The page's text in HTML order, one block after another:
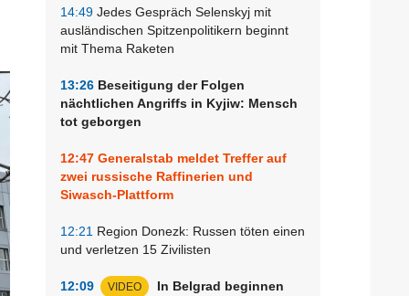
14:49 Jedes Gespräch Selenskyj mit
ausländischen Spitzenpolitikern beginnt
mit Thema Raketen
13:26 Beseitigung der Folgen
nächtlichen Angriffs in Kyjiw: Mensch
tot geborgen
12:47 Generalstab meldet Treffer auf
zwei russische Raffinerien und
Siwasch-Plattform
12:21 Region Donezk: Russen töten einen
und verletzen 15 Zivilisten
12:09 VIDEO
In Belgrad beginnen